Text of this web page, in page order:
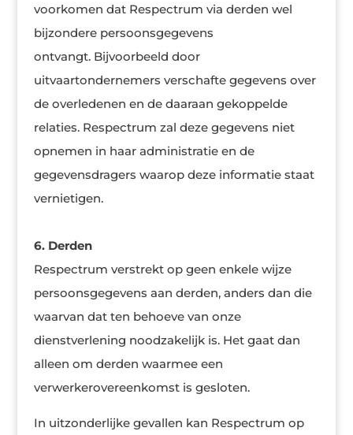
voorkomen dat Respectrum via derden wel
bijzondere persoonsgegevens
ontvangt. Bijvoorbeeld door
uitvaartondernemers verschafte gegevens over
de overledenen en de daaraan gekoppelde
relaties. Respectrum zal deze gegevens niet
opnemen in haar administratie en de
gegevensdragers waarop deze informatie staat
vernietigen.
6. Derden
Respectrum verstrekt op geen enkele wijze
persoonsgegevens aan derden, anders dan die
waarvan dat ten behoeve van onze
dienstverlening noodzakelijk is. Het gaat dan
alleen om derden waarmee een
verwerkerovereenkomst is gesloten.
In uitzonderlijke gevallen kan Respectrum op